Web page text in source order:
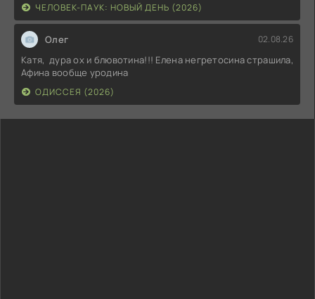
ЧЕЛОВЕК-ПАУК: НОВЫЙ ДЕНЬ (2026)
Олег 02.08.26
Катя, дура ох и блювотина!!! Елена негретосина страшила,
Афина вообще уродина
ОДИССЕЯ (2026)